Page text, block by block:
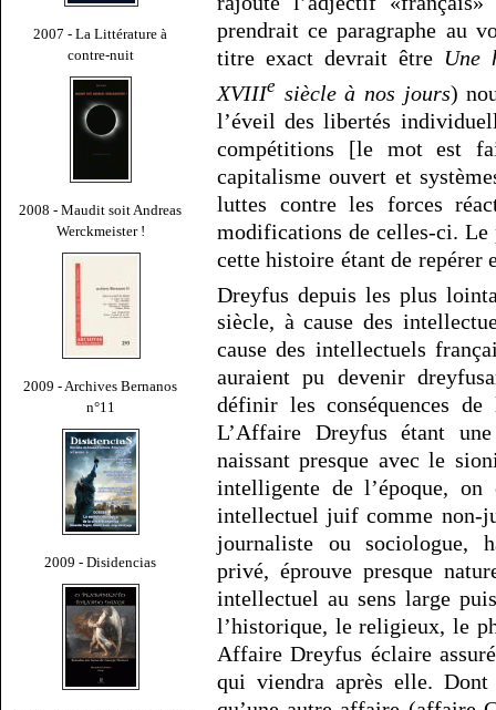
2007 - La Littérature à
contre-nuit
2008 - Maudit soit Andreas
Werckmeister !
2009 - Archives Bernanos
n°11
2009 - Disidencias
prendrait ce paragraphe au
titre exact devrait être Une
XVIIIe siècle à nos jours)
l’éveil des libertés
compétitions [le mot est
capitalisme ouvert et
luttes contre les forces
modifications de celles-ci.
cette histoire étant de repérer
Dreyfus depuis les plus
siècle, à cause des
cause des intellectuels
auraient pu devenir
définir les conséquences
L’Affaire Dreyfus étant
naissant presque avec le
intelligente de l’époque,
intellectuel juif comme non-
journaliste ou sociologue,
privé, éprouve presque
intellectuel au sens large
l’historique, le religieux, le
Affaire Dreyfus éclaire
qui viendra après elle. Dont